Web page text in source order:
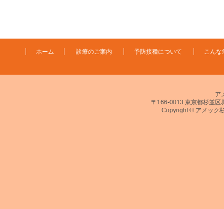
ホーム 診療のご案内 予防接種について こん
ア
〒166-0013 東京都杉並区
Copyright © アメック